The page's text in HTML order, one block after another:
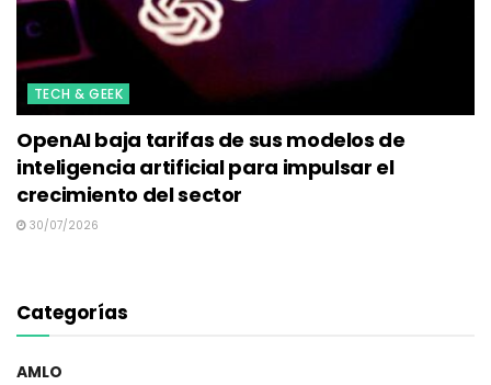
TECH & GEEK
OpenAI baja tarifas de sus modelos de
inteligencia artificial para impulsar el
crecimiento del sector
30/07/2026
Categorías
AMLO